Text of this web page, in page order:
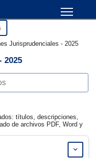
Jurisprudenciales - 2025
2025
títulos, descripciones,
de archivos PDF, Word y